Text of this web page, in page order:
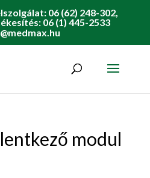
06 (62) 248-302,
06 (1) 445-2533
modul